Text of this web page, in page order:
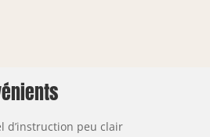
d’instruction peu clair